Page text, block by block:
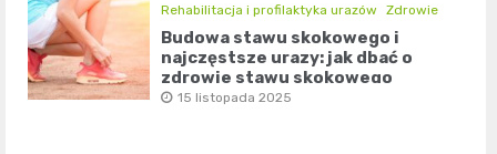
Rehabilitacja i profilaktyka urazów
Zdrowie
Budowa stawu skokowego i
najczęstsze urazy: jak dbać o
zdrowie stawu skokowego
15 listopada 2025